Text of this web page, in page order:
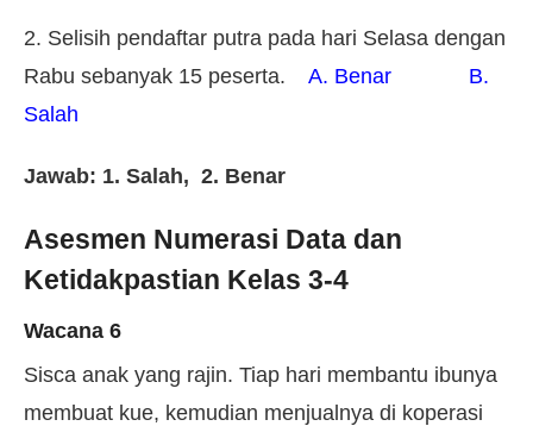
2. Selisih pendaftar putra pada hari Selasa dengan
Rabu sebanyak 15 peserta. A. Benar B.
Salah
Jawab: 1. Salah, 2. Benar
Asesmen Numerasi Data dan
Ketidakpastian Kelas 3-4
Wacana 6
Sisca anak yang rajin. Tiap hari membantu ibunya
membuat kue, kemudian menjualnya di koperasi